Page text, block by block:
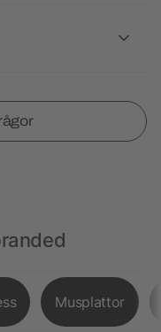
Musplattor